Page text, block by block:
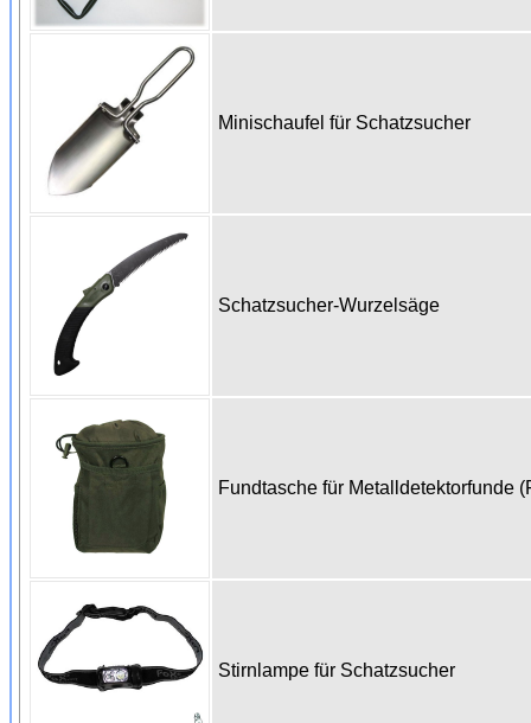
Minischaufel für Schatzsucher
Schatzsucher-Wurzelsäge
Fundtasche für Metalldetektorfunde
Stirnlampe für Schatzsucher